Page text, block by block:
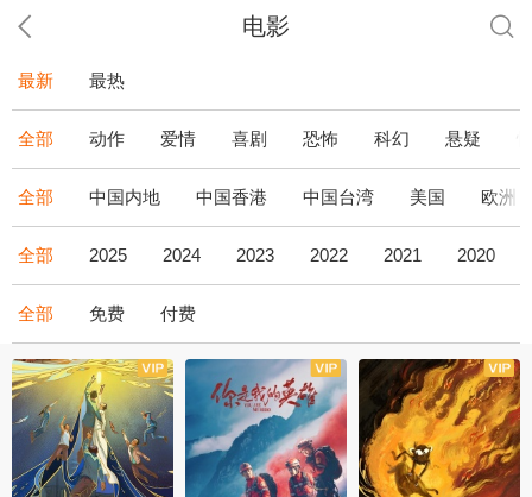
电影
最新 最热
全部 动作 爱情 喜剧 恐怖 科幻 悬疑
全部 中国内地 中国香港 中国台湾 美国 欧洲
全部 2025 2024 2023 2022 2021 2020
全部 免费 付费